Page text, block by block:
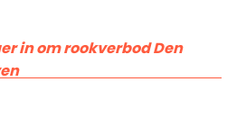
in om rookverbod Den